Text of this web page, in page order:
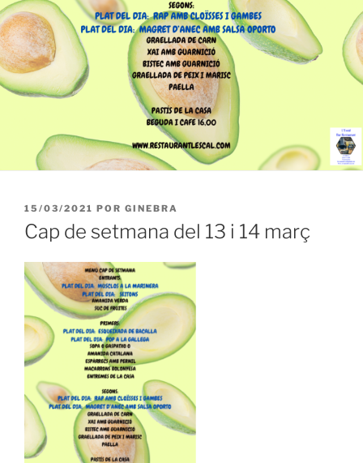
PUBLICADO
EL
15/03/2021 POR GINEBRA
Cap de setmana del 13 i 14 març